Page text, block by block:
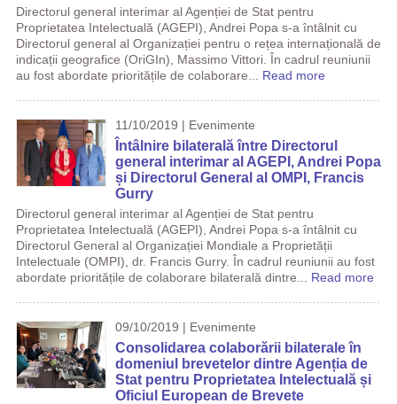
Directorul general interimar al Agenției de Stat pentru
Proprietatea Intelectuală (AGEPI), Andrei Popa s-a întâlnit cu
Directorul general al Organizației pentru o rețea internațională de
indicații geografice (OriGIn), Massimo Vittori. În cadrul reuniunii
au fost abordate prioritățile de colaborare... Read more
11/10/2019 | Evenimente
Întâlnire bilaterală între Directorul
general interimar al AGEPI, Andrei Popa
și Directorul General al OMPI, Francis
Gurry
Directorul general interimar al Agenției de Stat pentru
Proprietatea Intelectuală (AGEPI), Andrei Popa s-a întâlnit cu
Directorul General al Organizației Mondiale a Proprietății
Intelectuale (OMPI), dr. Francis Gurry. În cadrul reuniunii au fost
abordate prioritățile de colaborare bilaterală dintre... Read more
09/10/2019 | Evenimente
Consolidarea colaborării bilaterale în
domeniul brevetelor dintre Agenția de
Stat pentru Proprietatea Intelectuală și
Oficiul European de Brevete